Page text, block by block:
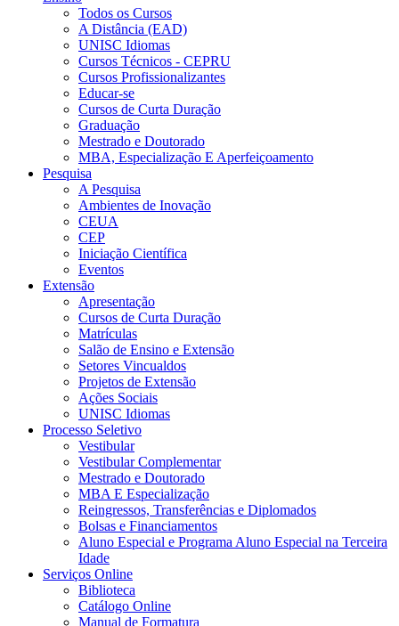
Todos os Cursos
A Distância (EAD)
UNISC Idiomas
Cursos Técnicos - CEPRU
Cursos Profissionalizantes
Educar-se
Cursos de Curta Duração
Graduação
Mestrado e Doutorado
MBA, Especialização E Aperfeiçoamento
Pesquisa
A Pesquisa
Ambientes de Inovação
CEUA
CEP
Iniciação Científica
Eventos
Extensão
Apresentação
Cursos de Curta Duração
Matrículas
Salão de Ensino e Extensão
Setores Vincualdos
Projetos de Extensão
Ações Sociais
UNISC Idiomas
Processo Seletivo
Vestibular
Vestibular Complementar
Mestrado e Doutorado
MBA E Especialização
Reingressos, Transferências e Diplomados
Bolsas e Financiamentos
Aluno Especial e Programa Aluno Especial na Terceira
Idade
Serviços Online
Biblioteca
Catálogo Online
Manual de Formatura